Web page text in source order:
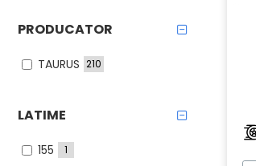
LATIME
155 1
PRODUCATOR
TAURUS 210